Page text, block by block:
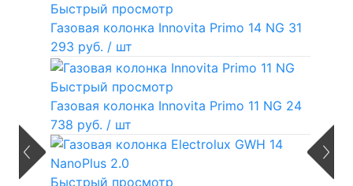
Быстрый просмотр
Газовая колонка Innovita Primo 14 NG 31
293 руб. / шт
Быстрый просмотр
Газовая колонка Innovita Primo 11 NG 24
738 руб. / шт
Быстрый просмотр